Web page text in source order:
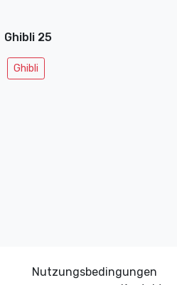
Ghibli 25
Ghibli
Nutzungsbedingungen